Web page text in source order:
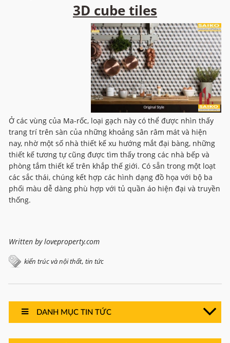
3D cube tiles
Ở các vùng của Ma-rốc, loại gạch này có thể được nhìn thấy
trang trí trên sàn của những khoảng sân râm mát và hiện
nay, nhờ một số nhà thiết kế xu hướng mắt đại bàng, những
thiết kế tương tự cũng được tìm thấy trong các nhà bếp và
phòng tắm thiết kế trên khắp thế giới. Có sẵn trong một loạt
các sắc thái, chúng kết hợp các hình dạng đồ họa với bộ ba
phối màu dễ dàng phù hợp với tủ quần áo hiện đại và truyền
thống.
Written by loveproperty.com
kiến trúc và nội thất, tin tức
DANH MỤC TIN TỨC